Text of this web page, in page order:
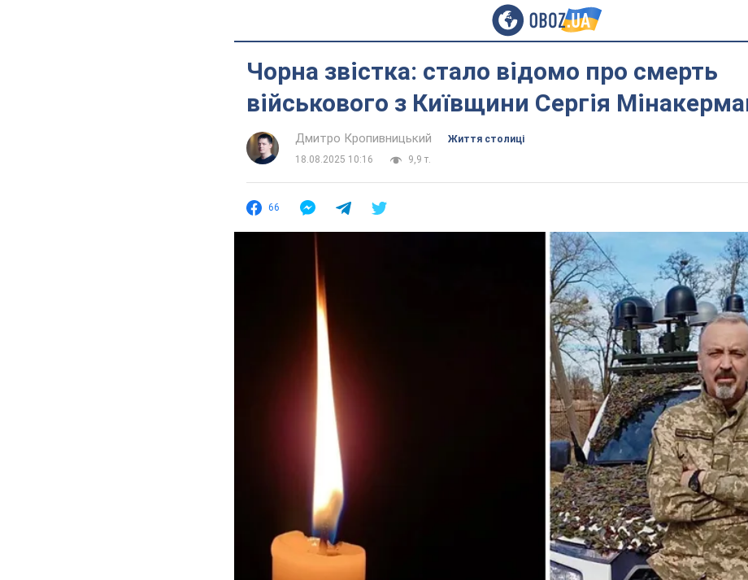
Чорна звістка: стало відомо про смерть
військового з Київщини Сергія
Дмитро Кропивницький
Життя столиці
18.08.2025 10:16
9,9 т.
66